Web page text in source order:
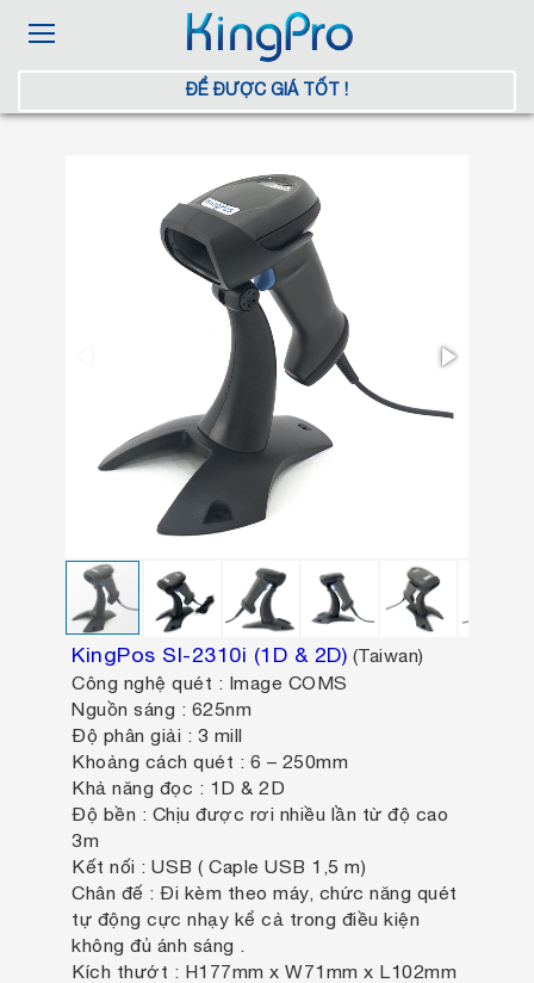
ĐỂ ĐƯỢC GIÁ TỐT !
KingPos SI-2310i (1D & 2D) (Taiwan)
Công nghệ quét : Image COMS
Nguồn sáng : 625nm
Độ phân giải : 3 mill
Khoảng cách quét : 6 – 250mm
Khả năng đọc : 1D & 2D
Độ bền : Chịu được rơi nhiều lần từ độ cao
3m
Kết nối : USB ( Caple USB 1,5 m)
Chân đế : Đi kèm theo máy, chức năng quét
tự động cực nhạy kể cả trong điều kiện
không đủ ánh sáng .
Kích thướt : H177mm x W71mm x L102mm